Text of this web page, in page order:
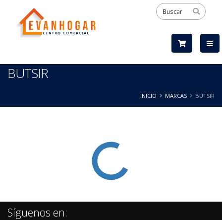
BUTSIR
INICIO MARCAS BUTSIR
Síguenos en: